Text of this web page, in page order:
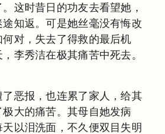
这时昔日的功友去看望她，
知返。可是她丝毫没有悔改
对，失去了得救的最后机
李秀洁在极其痛苦中死去。
恶报，也连累了家人，给其
大的痛苦。其母自她发病
以泪洗面，不久便双目失明